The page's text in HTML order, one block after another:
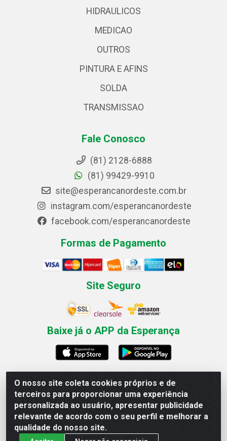
O nosso site coleta cookies próprios e de
terceiros para proporcionar uma experiência
personalizada ao usuário, apresentar publicidade
relevante de acordo com o seu perfil e melhorar a
qualidade do nosso site.
HIDRAULICOS
MEDICAO
OUTROS
PINTURA E AFINS
SOLDA
TRANSMISSAO
Fale Conosco
(81) 2128-6888
(81) 99429-9910
site@esperancanordeste.com.br
instagram.com/esperancanordeste
facebook.com/esperancanordeste
Formas de Pagamento
Site Seguro
Baixe já o APP da Esperança
Esperança Nordeste - Rua Professor Caldas Filho, 291 -
Estância - Recife / PE CEP: 50771-335 - CNPJ
03.666.136/0001-23